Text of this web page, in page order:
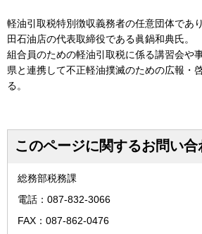
軽油引取税特別徴収義務者の任意団体であ
田石油店の代表取締役である眞鍋和典氏。
組合員のための軽油引取税に係る講習会や
県と連携して不正軽油撲滅のための広報・
る。
このページに関するお問い合
総務部税務課
電話：087-832-3066
FAX：087-862-0476